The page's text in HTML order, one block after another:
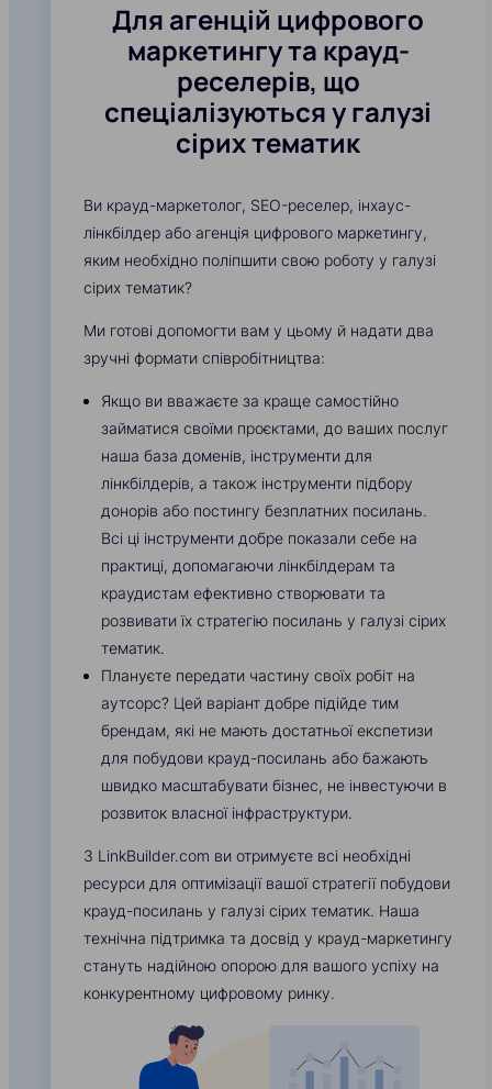
Для агенцій цифрового
маркетингу та крауд-
реселерів, що
спеціалізуються у галузі
сірих тематик
Ви крауд-маркетолог, SEO-реселер, інхаус-
лінкбілдер або агенція цифрового маркетингу,
яким необхідно поліпшити свою роботу у галузі
сірих тематик?
Ми готові допомогти вам у цьому й надати два
зручні формати співробітництва:
Якщо ви вважаєте за краще самостійно
займатися своїми проєктами, до ваших послуг
наша база доменів, інструменти для
лінкбілдерів, а також інструменти підбору
донорів або постингу безплатних посилань.
Всі ці інструменти добре показали себе на
практиці, допомагаючи лінкбілдерам та
краудистам ефективно створювати та
розвивати їх стратегію посилань у галузі сірих
тематик.
Плануєте передати частину своїх робіт на
аутсорс? Цей варіант добре підійде тим
брендам, які не мають достатньої експетизи
для побудови крауд-посилань або бажають
швидко масштабувати бізнес, не інвестуючи в
розвиток власної інфраструктури.
З LinkBuilder.com ви отримуєте всі необхідні
ресурси для оптимізації вашої стратегії побудови
крауд-посилань у галузі сірих тематик. Наша
технічна підтримка та досвід у крауд-маркетингу
стануть надійною опорою для вашого успіху на
конкурентному цифровому ринку.